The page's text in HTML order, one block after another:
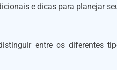
e dicas para planejar
entre os diferentes